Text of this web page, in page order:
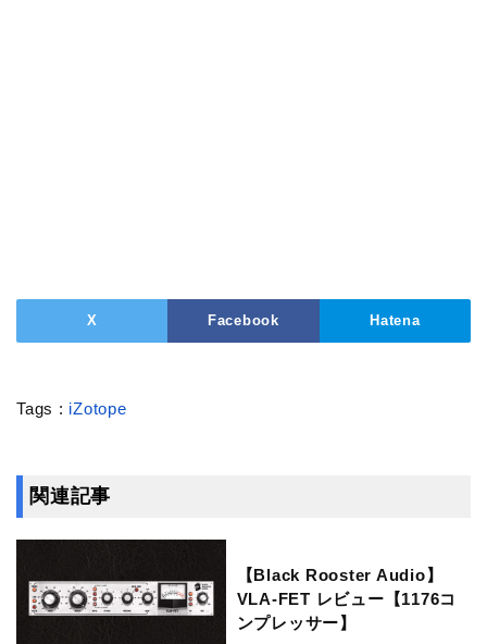
X Facebook Hatena
Tags : iZotope
関連記事
【Black Rooster Audio】
VLA-FET レビュー【1176コ
ンプレッサー】